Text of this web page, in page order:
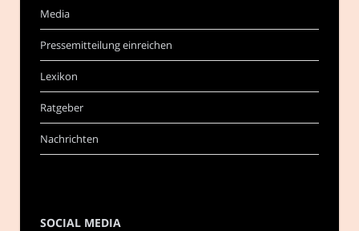
Media
Pressemitteilung einreichen
Lexikon
Ratgeber
Nachrichten
SOCIAL MEDIA